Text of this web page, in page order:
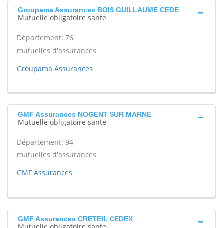
Groupama Assurances BOIS GUILLAUME CEDE
Mutuelle obligatoire sante
Département: 76
mutuelles d'assurances
Groupama Assurances
GMF Assurances NOGENT SUR MARNE
Mutuelle obligatoire sante
Département: 94
mutuelles d'assurances
GMF Assurances
GMF Assurances CRETEIL CEDEX